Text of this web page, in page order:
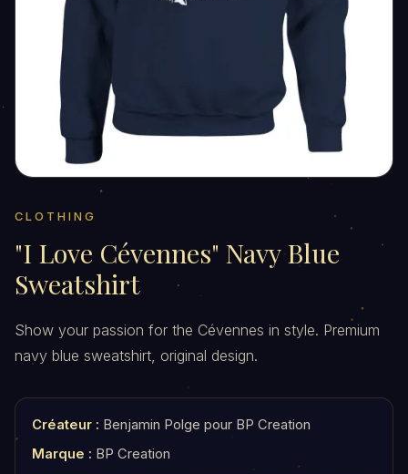
CLOTHING
"I Love Cévennes" Navy Blue
Sweatshirt
Show your passion for the Cévennes in style. Premium
navy blue sweatshirt, original design.
Créateur : Benjamin Polge pour BP Creation
Marque : BP Creation